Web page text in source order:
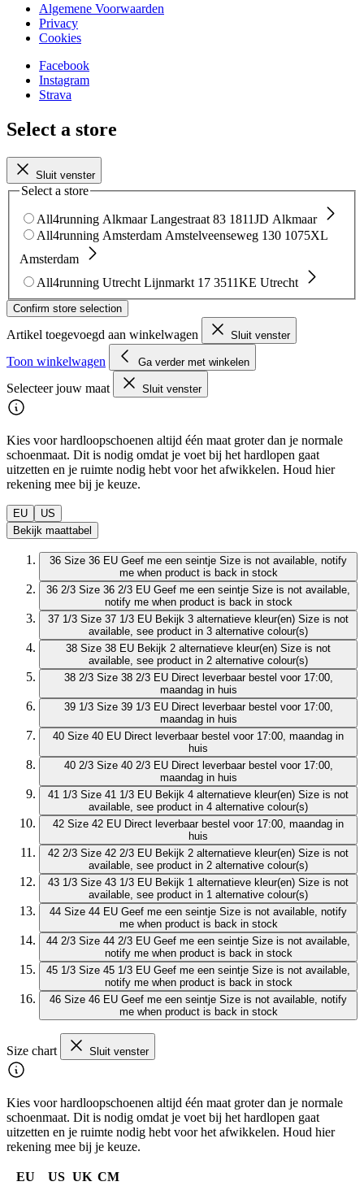
Algemene Voorwaarden
Privacy
Cookies
Facebook
Instagram
Strava
Select a store
Sluit venster
Select a store
All4running Alkmaar Langestraat 83 1811JD Alkmaar
All4running Amsterdam Amstelveenseweg 130 1075XL
Amsterdam
All4running Utrecht Lijnmarkt 17 3511KE Utrecht
Confirm store selection
Artikel toegevoegd aan winkelwagen Sluit venster
Toon winkelwagen Ga verder met winkelen
Selecteer jouw maat Sluit venster
Kies voor hardloopschoenen altijd één maat groter dan je normale
schoenmaat. Dit is nodig omdat je voet bij het hardlopen gaat
uitzetten en je ruimte nodig hebt voor het afwikkelen. Houd hier
rekening mee bij je keuze.
EU
US
Bekijk maattabel
36 Size 36 EU Geef me een seintje Size is not available, notify
me when product is back in stock
36 2/3 Size 36 2/3 EU Geef me een seintje Size is not available,
notify me when product is back in stock
37 1/3 Size 37 1/3 EU Bekijk 3 alternatieve kleur(en) Size is not
available, see product in 3 alternative colour(s)
38 Size 38 EU Bekijk 2 alternatieve kleur(en) Size is not
available, see product in 2 alternative colour(s)
38 2/3 Size 38 2/3 EU Direct leverbaar bestel voor 17:00,
maandag in huis
39 1/3 Size 39 1/3 EU Direct leverbaar bestel voor 17:00,
maandag in huis
40 Size 40 EU Direct leverbaar bestel voor 17:00, maandag in
huis
40 2/3 Size 40 2/3 EU Direct leverbaar bestel voor 17:00,
maandag in huis
41 1/3 Size 41 1/3 EU Bekijk 4 alternatieve kleur(en) Size is not
available, see product in 4 alternative colour(s)
42 Size 42 EU Direct leverbaar bestel voor 17:00, maandag in
huis
42 2/3 Size 42 2/3 EU Bekijk 2 alternatieve kleur(en) Size is not
available, see product in 2 alternative colour(s)
43 1/3 Size 43 1/3 EU Bekijk 1 alternatieve kleur(en) Size is not
available, see product in 1 alternative colour(s)
44 Size 44 EU Geef me een seintje Size is not available, notify
me when product is back in stock
44 2/3 Size 44 2/3 EU Geef me een seintje Size is not available,
notify me when product is back in stock
45 1/3 Size 45 1/3 EU Geef me een seintje Size is not available,
notify me when product is back in stock
46 Size 46 EU Geef me een seintje Size is not available, notify
me when product is back in stock
Size chart Sluit venster
Kies voor hardloopschoenen altijd één maat groter dan je normale
schoenmaat. Dit is nodig omdat je voet bij het hardlopen gaat
uitzetten en je ruimte nodig hebt voor het afwikkelen. Houd hier
rekening mee bij je keuze.
EU US UK CM